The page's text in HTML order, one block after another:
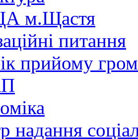
м.Щастя
питання
прийому
надання